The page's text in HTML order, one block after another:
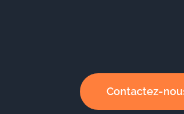
Contactez-